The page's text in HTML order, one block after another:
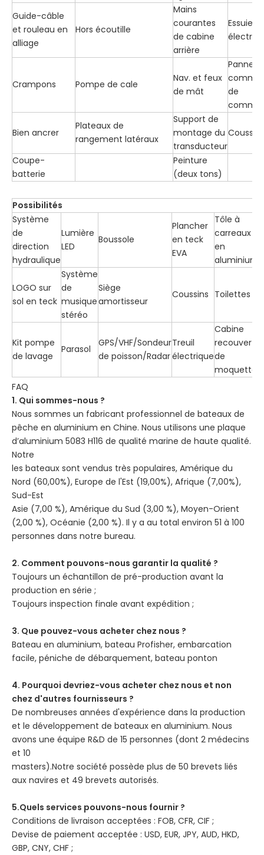
Guide-câble
et rouleau en
alliage
Hors écoutille
Mains
courantes
de cabine
arrière
Essuie-
Crampons Pompe de cale
Nav. et feux
de mât
de
Bien ancrer
Plateaux de
rangement latéraux
Support de
montage du
transducteur
Coussins
Coupe-
batterie
Peinture
(deux tons)
Possibilités
Système
de
direction
hydraulique
Lumière
LED
Boussole
Plancher
en teck
EVA
Tôle à
carreaux
en
aluminium
LOGO sur
sol en teck
Système
de
musique
stéréo
Siège
amortisseur
Coussins Toilettes
Kit pompe
de lavage
Parasol
GPS/VHF/Sondeur
de poisson/Radar
Treuil
électrique
Cabine
recouverte
de
moquette
FAQ
1. Qui sommes-nous ?
Nous sommes un fabricant professionnel de bateaux de
pêche en aluminium en Chine. Nous utilisons une plaque
d’aluminium 5083 H116 de qualité marine de haute qualité.
Notre
les bateaux sont vendus très populaires, Amérique du
Nord (60,00%), Europe de l'Est (19,00%), Afrique (7,00%),
Sud-Est
Asie (7,00 %), Amérique du Sud (3,00 %), Moyen-Orient
(2,00 %), Océanie (2,00 %). Il y a au total environ 51 à 100
personnes dans notre bureau.
2. Comment pouvons-nous garantir la qualité ?
Toujours un échantillon de pré-production avant la
production en série ;
Toujours inspection finale avant expédition ;
3. Que pouvez-vous acheter chez nous ?
Bateau en aluminium, bateau Profisher, embarcation
facile, péniche de débarquement, bateau ponton
4. Pourquoi devriez-vous acheter chez nous et non
chez d'autres fournisseurs ?
De nombreuses années d'expérience dans la production
et le développement de bateaux en aluminium. Nous
avons une équipe R&D de 15 personnes (dont 2 médecins
et 10
masters).Notre société possède plus de 50 brevets liés
aux navires et 49 brevets autorisés.
5.Quels services pouvons-nous fournir ?
Conditions de livraison acceptées : FOB, CFR, CIF ;
Devise de paiement acceptée : USD, EUR, JPY, AUD, HKD,
GBP, CNY, CHF ;